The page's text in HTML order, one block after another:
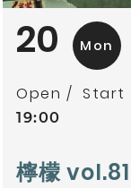
20 Mon
Open Start
19:00
檸檬 vol.81